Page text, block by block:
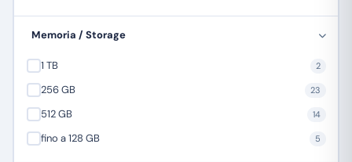
TREVI
XIAOMI 12
ZTE 4
Memoria / Storage
1 TB 2
256 GB 23
512 GB 14
fino a 128 GB 5